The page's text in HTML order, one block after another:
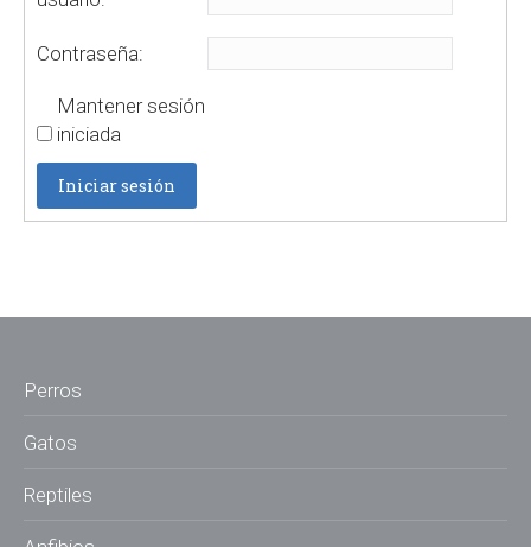
Contraseña:
Mantener sesión
iniciada
Iniciar sesión
Perros
Gatos
Reptiles